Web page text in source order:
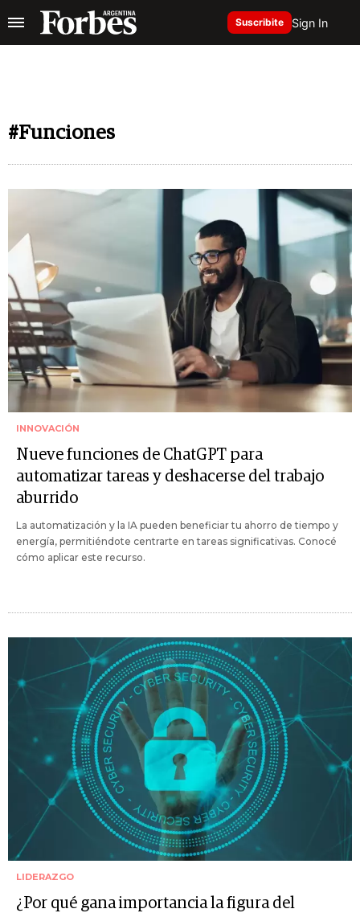
Suscribite Sign In
#Funciones
INNOVACIÓN
Nueve funciones de ChatGPT para
automatizar tareas y deshacerse del trabajo
aburrido
La automatización y la IA pueden beneficiar tu ahorro de tiempo y
energía, permitiéndote centrarte en tareas significativas. Conocé
cómo aplicar este recurso.
LIDERAZGO
¿Por qué gana importancia la figura del